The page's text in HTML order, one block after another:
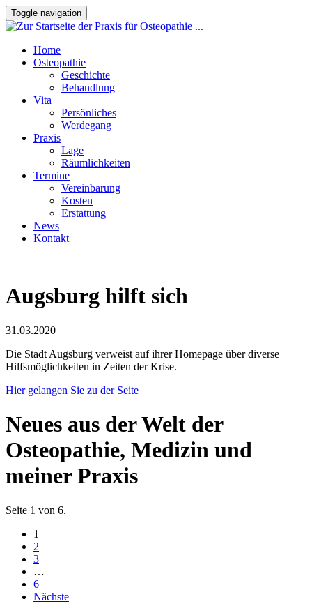
Toggle navigation
Home
Osteopathie
Geschichte
Behandlung
Vita
Persönliches
Werdegang
Praxis
Lage
Räumlichkeiten
Termine
Vereinbarung
Kosten
Erstattung
News
Kontakt
Augsburg hilft sich
31.03.2020
Die Stadt Augsburg verweist auf ihrer Homepage über diverse
Hilfsmöglichkeiten in Zeiten der Krise.
Hier gelangen Sie zu der Seite
Neues aus der Welt der
Osteopathie, Medizin und
meiner Praxis
Seite 1 von 6.
1
2
3
…
6
Nächste